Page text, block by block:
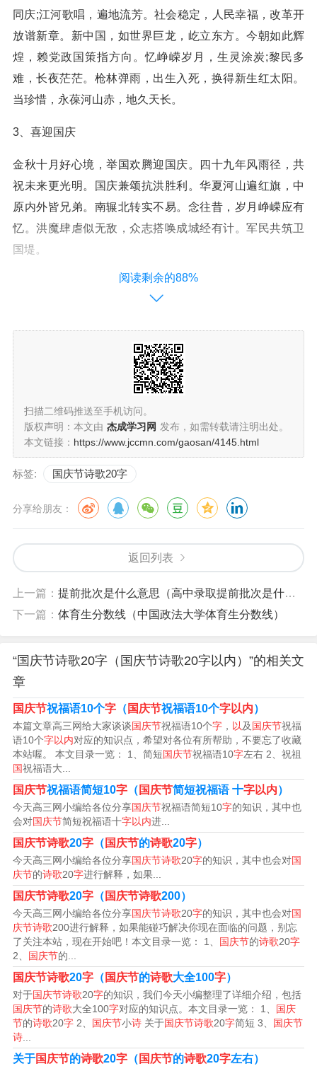
同庆;江河歌唱，遍地流芳。社会稳定，人民幸福，改革开
放谱新章。新中国，如世界巨龙，屹立东方。今朝如此辉
煌，赖党政国策指方向。忆峥嵘岁月，生灵涂炭;黎民多
难，长夜茫茫。枪林弹雨，出生入死，换得新生红太阳。
当珍惜，永葆河山赤，地久天长。
3、喜迎国庆
金秋十月好心境，举国欢腾迎国庆。四十九年风雨径，共
祝未来更光明。国庆兼颂抗洪胜利。华夏河山遍红旗，中
原内外皆兄弟。南辗北转实不易。念往昔，岁月峥嵘应有
忆。洪魔肆虐似无敌，众志搭唤成城经有计。军民共筑卫
国堤。
关于国庆的诗词30- 40字以内（一定要40-30）
近代：柳亚子
华夏神州，万里河山，换尽旧颜。
看风云世界，五湖四海，巨龙耸立，上下千年。
春夏秋冬，花香遍地，绿水青山不夜天。
临国含滚庆，道青春风采，挺立中坚。
中华儿女豪言，创奇迹和平环宇篇。
有南方新省，北疆春色，放歌东海，西北高原。
千古英雄，太平盛世，锦绣前程满故园。
今朝起，领风骚千载，万众心间。
作者：青梅
十月惊雷震九重，国富民强聩耳聋。
城头城下聚农工，昨日红旗翻碧海。
而今白鹿奋清风，山长水远不知踪。
3、《满江红·国庆抒怀》
金秋时节，丹桂香，红枫如火。
迎国庆，高山劲舞，大河欢歌。
神州处处花潮涌，中华儿女同心贺。
跟党走，盛世得太平，人民乐。
中国梦，奋斗着。
路犹长，难亦多。
聚力量，自信举旗不惑。
阅读剩余的88%
扫描二维码推送至手机访问。
版权声明：本文由 杰成学习网 发布，如需转载请注明出处。
本文链接： https://www.jccmn.com/gaosan/4145.html
标签: 国庆节诗歌20字
分享给朋友：
返回列表
上一篇： 提前批次是什么意思（高中录取提前批次是什么意思）
下一篇： 体育生分数线（中国政法大学体育生分数线）
“国庆节诗歌20字（国庆节诗歌20字以内）”的相关文
章
国庆节祝福语10个字 （ 国庆节祝福语10个字以内）
本篇文章高三网给大家谈谈国庆节祝福语10个字 ， 以及 国庆节祝福
语10个字以内对应的知识点，希望对各位有所帮助，不要忘了收藏
本站喔。 本文目录一览： 1、简短国庆节祝福语10字左右 2、祝祖
国祝福语大...
国庆节祝福语简短10字 （ 国庆节简短祝福语 十字以内）
今天高三网小编给各位分享国庆节祝福语简短10字的知识，其中也
会对国庆节简短祝福语十字以内进...
国庆节诗歌20字 （ 国庆节的诗歌20字）
今天高三网小编给各位分享国庆节诗歌20字的知识，其中也会对国
庆节的诗歌20字进行解释，如果...
国庆节诗歌20字 （ 国庆节诗歌200）
今天高三网小编给各位分享国庆节诗歌20字的知识，其中也会对国
庆节诗歌200进行解释，如果能碰巧解决你现在面临的问题，别忘
了关注本站，现在开始吧！本文目录一览： 1、
国庆节的诗歌20字
2、
国庆节的...
国庆节诗歌20字 （ 国庆节的诗歌大全100字）
对于国庆节诗歌20字的知识，我们今天小编整理了详细介绍，包括
国庆节的诗歌大全100字对应的知识点。本文目录一览： 1、
国庆
节的诗歌20字 2、 国庆节小诗 关于国庆节诗歌20字简短 3、
国庆节
诗
关于国庆节的诗歌20字 （ 国庆节的诗歌20字左右）